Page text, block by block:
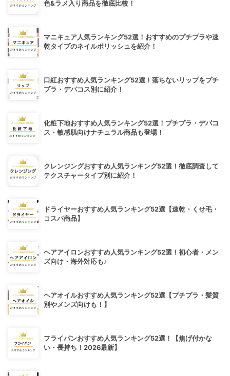
色&ラメ入り商品を徹底比較！
マニキュア人気ランキング52選！おすすめのプチプラや速
乾タイプのネイルポリッシュを紹介！
口紅おすすめ人気ランキング52選！落ちないリップをプチ
プラ・デパコス別に紹介！
化粧下地おすすめ人気ランキング52選！プチプラ・デパコ
ス・敏感肌向けナチュラル商品も登場！
クレンジングおすすめ人気ランキング52選！徹底調査して
テクスチャータイプ別に紹介！
ドライヤーおすすめ人気ランキング52選【速乾・くせ毛・
コスパ商品】
ヘアアイロンおすすめ人気ランキング52選！初心者・メン
ズ向け・海外対応も♪
ヘアオイルおすすめ人気ランキング52選【プチプラ・髪質
別やメンズ向けも！】
フライパンおすすめ人気ランキング52選！【焦げ付かな
い・長持ち！2026最新】